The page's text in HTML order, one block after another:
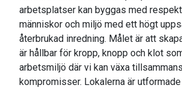
arbetsplatser kan byggas med
människor och miljö med ett högt
återbrukad inredning. Målet är att
är hållbar för kropp, knopp och klot
arbetsmiljö där vi kan växa
kompromisser. Lokalerna är